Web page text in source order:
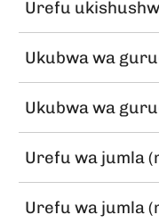
Urefu
Ukubwa wa
Ukubwa wa
Urefu wa jumla
Urefu wa jumla